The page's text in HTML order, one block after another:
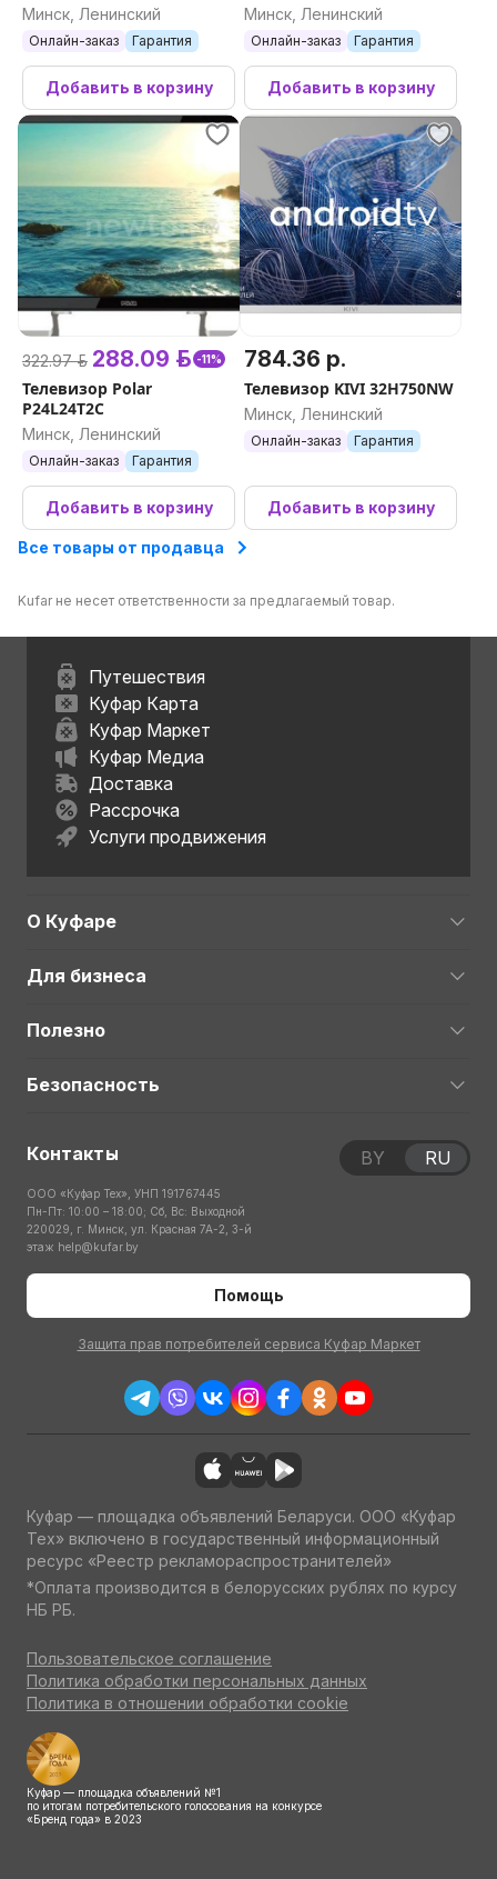
Минск, Ленинский
Онлайн-заказ Гарантия
Добавить в корзину
Минск, Ленинский
Онлайн-заказ Гарантия
Добавить в корзину
322.97 р. 288.09 р. -11%
Телевизор Polar
P24L24T2C
Минск, Ленинский
Онлайн-заказ Гарантия
Добавить в корзину
784.36 р.
Телевизор KIVI 32H750NW
Минск, Ленинский
Онлайн-заказ Гарантия
Добавить в корзину
Все товары от продавца
Kufar не несет ответственности за предлагаемый товар.
Путешествия
Куфар Карта
Куфар Маркет
Куфар Медиа
Доставка
Рассрочка
Услуги продвижения
О Куфаре
Для бизнеса
Полезно
Безопасность
Контакты
ООО «Куфар Тех», УНП 191767445
Пн-Пт: 10:00 – 18:00; Сб, Вс: Выходной
220029, г. Минск, ул. Красная 7А-2, 3-й
этаж help@kufar.by
Помощь
Защита прав потребителей сервиса Куфар Маркет
BY RU
Куфар — площадка объявлений Беларуси. ООО «Куфар
Тех» включено в государственный информационный
ресурс «Реестр рекламораспространителей»
*Оплата производится в белорусских рублях по курсу
НБ РБ.
Пользовательское соглашение
Политика обработки персональных данных
Политика в отношении обработки cookie
Куфар — площадка объявлений №1
по итогам потребительского голосования на конкурсе
«Бренд года» в 2023